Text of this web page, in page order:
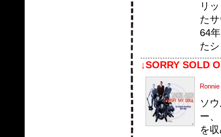
リ
た
64
た
↓SORRY SOLD
ソ
ー
を